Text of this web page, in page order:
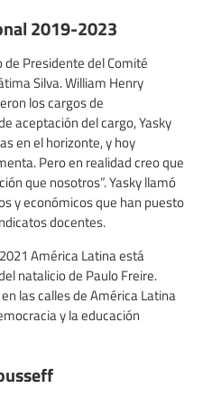
2019-2023
de Presidente del Comité
Silva. William Henry
los cargos de
aceptación del cargo, Yasky
en el horizonte, y hoy
Pero en realidad creo que
que nosotros”. Yasky llamó
y económicos que han puesto
docentes.
América Latina está
natalicio de Paulo Freire.
las calles de América Latina
y la educación